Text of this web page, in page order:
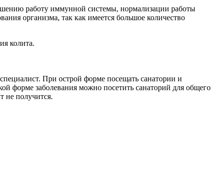
работу иммунной системы, нормализации работы
организма, так как имеется большое количество
колита.
При острой форме посещать санатории и
форме заболевания можно посетить санаторий для общего
не получится.